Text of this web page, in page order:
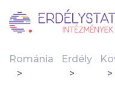
Románia Erdély